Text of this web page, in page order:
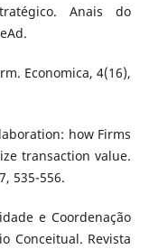
Anais do
Economica, 4(16),
how Firms
transaction value.
535-556.
e Coordenação
Conceitual. Revista